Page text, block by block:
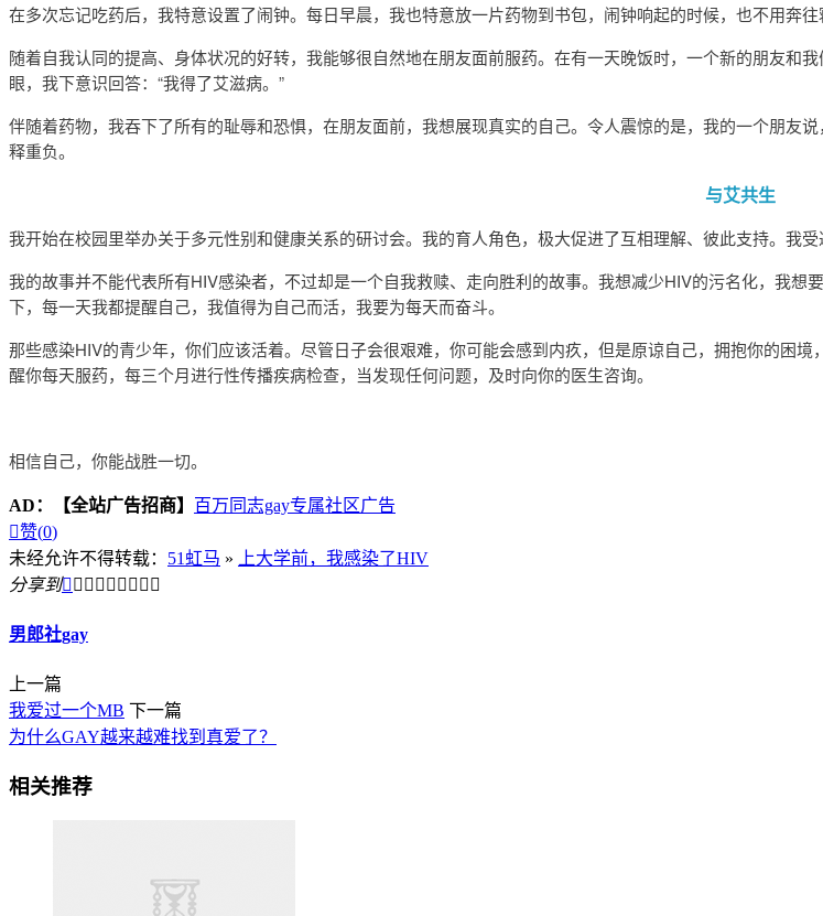
在多次忘记吃药后，我特意设置了闹钟。每日早晨，我也特意放一片药物到书包，闹钟响起的时候，也不用奔往
随着自我认同的提高、身体状况的好转，我能够很自然地在朋友面前服药。在有一天晚饭时，一个新的朋友和
眼，我下意识回答：“我得了艾滋病。”
伴随着药物，我吞下了所有的耻辱和恐惧，在朋友面前，我想展现真实的自己。令人震惊的是，我的一个朋友
释重负。
与艾共生
我开始在校园里举办关于多元性别和健康关系的研讨会。我的育人角色，极大促进了互相理解、彼此支持。我
我的故事并不能代表所有HIV感染者，不过却是一个自我救赎、走向胜利的故事。我想减少HIV的污名化，我
下，每一天我都提醒自己，我值得为自己而活，我要为每天而奋斗。
那些感染HIV的青少年，你们应该活着。尽管日子会很艰难，你可能会感到内疚，但是原谅自己，拥抱你的困
醒你每天服药，每三个月进行性传播疾病检查，当发现任何问题，及时向你的医生咨询。
相信自己，你能战胜一切。
AD： 【全站广告招商】 百万同志gay专属社区广告
赞(0)
未经允许不得转载： 51虹马 »
上大学前，我感染了HIV
分享到        
男郎社gay
上一篇
我爱过一个MB 下一篇
为什么GAY越来越难找到真爱了？
相关推荐